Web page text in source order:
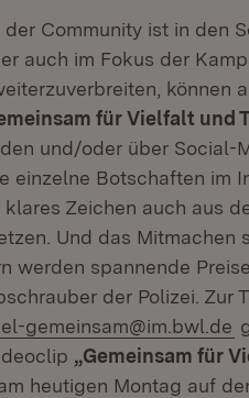
Community ist in den
auch im Fokus der
können
für Vielfalt und
und/oder über Social-
einzelne Botschaften im
Zeichen auch aus
Und das Mitmachen
werden spannende
der Polizei. Zur
gemeinsam@im.bwl.de
„Gemeinsam für
heutigen Montag auf